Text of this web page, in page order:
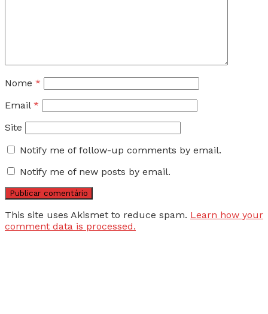
Nome *
Email *
Site
Notify me of follow-up comments by email.
Notify me of new posts by email.
This site uses Akismet to reduce spam. Learn how your
comment data is processed.